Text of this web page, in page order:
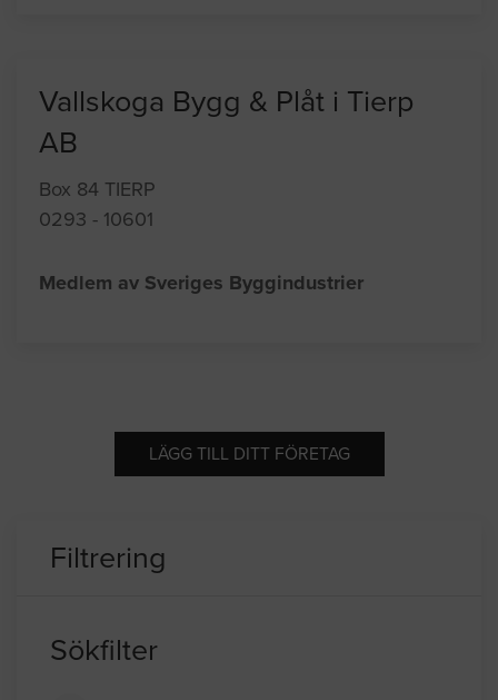
Vallskoga Bygg & Plåt i Tierp
AB
Box 84 TIERP
0293 - 10601
Medlem av Sveriges Byggindustrier
LÄGG TILL DITT FÖRETAG
Filtrering
Sökfilter